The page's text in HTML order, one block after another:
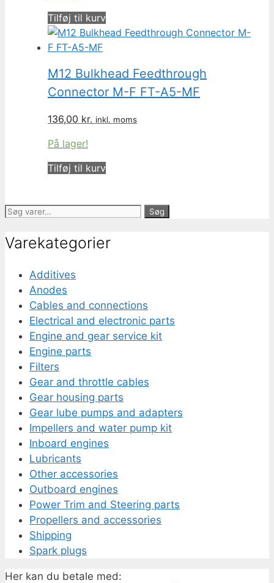
Tilføj til kurv
M12 Bulkhead Feedthrough
Connector M-F FT-A5-MF
136,00 kr. inkl. moms
På lager!
Tilføj til kurv
Søg
Søg
Varekategorier
Additives
Anodes
Cables and connections
Electrical and electronic parts
Engine and gear service kit
Engine parts
Filters
Gear and throttle cables
Gear housing parts
Gear lube pumps and adapters
Impellers and water pump kit
Inboard engines
Lubricants
Other accessories
Outboard engines
Power Trim and Steering parts
Propellers and accessories
Shipping
Spark plugs
Her kan du betale med: